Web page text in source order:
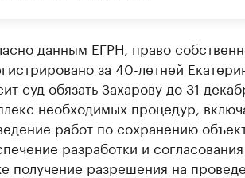
данным ЕГРН, право
за 40-летней
суд обязать Захарову до 31
необходимых процедур,
работ по сохранению
разработки и
получение разрешения на